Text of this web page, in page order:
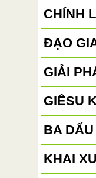
CHÍNH
ĐẠO
GIẢI
GIÊSU
BA
KHAI